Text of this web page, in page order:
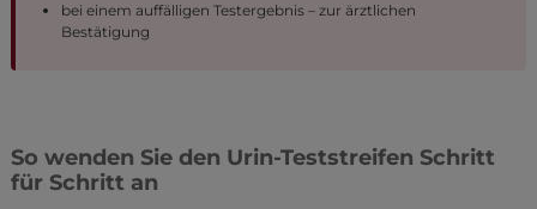
bei einem auffälligen Testergebnis – zur ärztlichen
Bestätigung
So wenden Sie den Urin-Teststreifen Schritt
für Schritt an